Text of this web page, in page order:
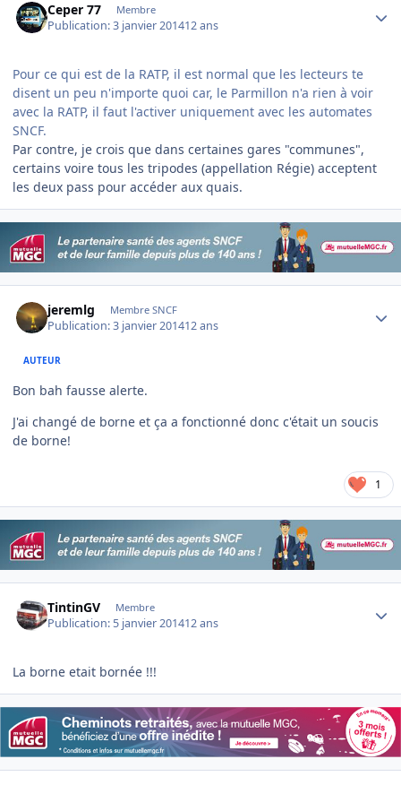
Ceper 77 Membre
Publication:3 janvier 201412 ans
Pour ce qui est de la RATP, il est normal que les lecteurs te
disent un peu n'importe quoi car, le Parmillon n'a rien à voir
avec la RATP, il faut l'activer uniquement avec les automates
SNCF.
Par contre, je crois que dans certaines gares "communes",
certains voire tous les tripodes (appellation Régie) acceptent
les deux pass pour accéder aux quais.
jeremlg Membre SNCF
Publication:3 janvier 201412 ans
AUTEUR
Bon bah fausse alerte.
J'ai changé de borne et ça a fonctionné donc c'était un soucis
de borne!
1
TintinGV Membre
Publication: 5 janvier 201412 ans
La borne etait bornée !!!